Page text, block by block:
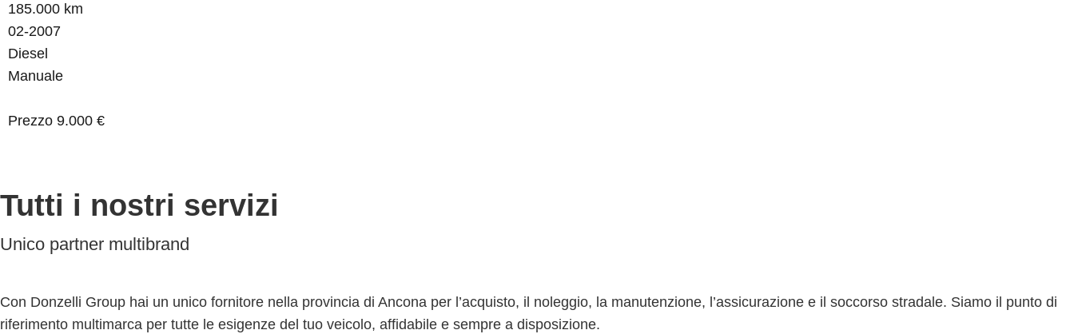
185.000 km
02-2007
Diesel
Manuale
Prezzo 9.000 €
Tutti i nostri servizi
Unico partner multibrand
Con Donzelli Group hai un unico fornitore nella provincia di Ancona per l’acquisto, il noleggio, la manutenzione, l’assicurazione e il soccorso stradale. Siamo il punto di
riferimento multimarca per tutte le esigenze del tuo veicolo, affidabile e sempre a disposizione.